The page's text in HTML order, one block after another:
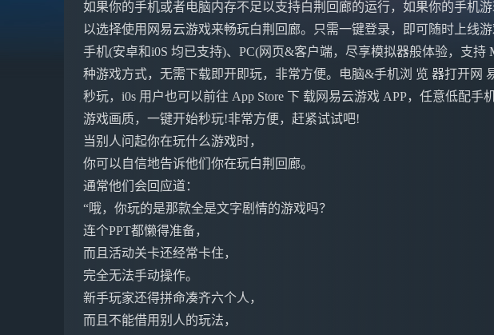
如果你的手机或者电脑内存不足以支持白荆回廊的运行，如果你的手机
以选择使用网易云游戏来畅玩白荆回廊。只需一键登录，即可随时上线
手机(安卓和i0S 均已支持)、PC(网页&客户端，尽享模拟器般体验，支持
种游戏方式，无需下载即开即玩，非常方便。电脑&手机浏 览 器打开网
秒玩，i0s 用户也可以前往 App Store 下 载网易云游戏 APP，任意低配手
游戏画质，一键开始秒玩!非常方便，赶紧试试吧!
当别人问起你在玩什么游戏时，
你可以自信地告诉他们你在玩白荆回廊。
通常他们会回应道：
“哦，你玩的是那款全是文字剧情的游戏吗？
连个PPT都懒得准备，
而且活动关卡还经常卡住，
完全无法手动操作。
新手玩家还得拼命凑齐六个人，
而且不能借用别人的玩法，